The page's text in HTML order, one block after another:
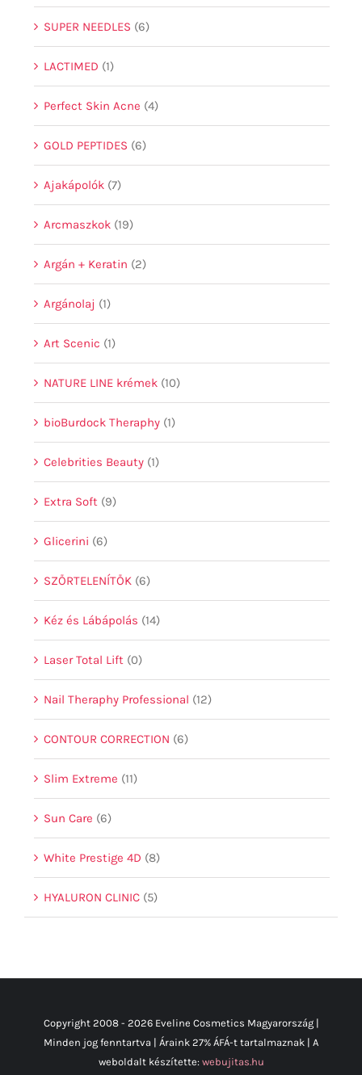
SUPER NEEDLES (6)
LACTIMED (1)
Perfect Skin Acne (4)
GOLD PEPTIDES (6)
Ajakápolók (7)
Arcmaszkok (19)
Argán + Keratin (2)
Argánolaj (1)
Art Scenic (1)
NATURE LINE krémek (10)
bioBurdock Theraphy (1)
Celebrities Beauty (1)
Extra Soft (9)
Glicerini (6)
SZŐRTELENÍTŐK (6)
Kéz és Lábápolás (14)
Laser Total Lift (0)
Nail Theraphy Professional (12)
CONTOUR CORRECTION (6)
Slim Extreme (11)
Sun Care (6)
White Prestige 4D (8)
HYALURON CLINIC (5)
Copyright 2008 - 2026 Eveline Cosmetics Magyarország |
Minden jog fenntartva | Áraink 27% ÁFÁ-t tartalmaznak | A
weboldalt készítette: webujitas.hu